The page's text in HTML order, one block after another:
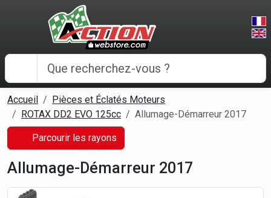
Panneau de gestion des cookies
Accueil
Pièces et Éclatés Moteurs
ROTAX DD2 EVO 125cc
Allumage-Démarreur 2017
Parcourir les rayons
Allumage-Démarreur 2017